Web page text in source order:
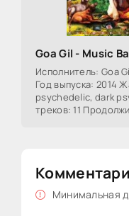
Goa Gil - Music
Исполнитель: Goa
Год выпуска: 2014
psychedelic, dark
треков: 11
Минимальная